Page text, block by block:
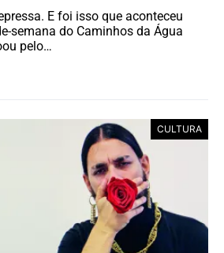
E foi isso que aconteceu
semana do Caminhos da Água
pelo…
CULTURA